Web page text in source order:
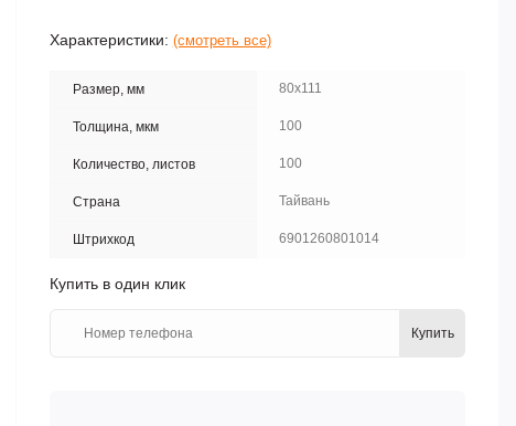
Характеристики: (смотреть все)
Размер, мм 80х111
Толщина, мкм 100
Количество, листов 100
Страна Тайвань
Штрихкод 6901260801014
Купить в один клик
Купить